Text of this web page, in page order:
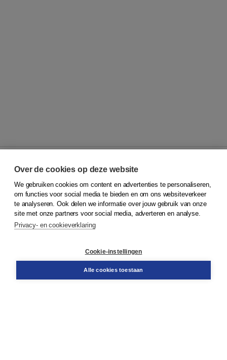
© 2026Koninklijke Boom uitgevers
Klantenservice
Service & informatie
Contact
Over de cookies op deze website
We gebruiken cookies om content en advertenties te personaliseren,
om functies voor social media te bieden en om ons websiteverkeer
te analyseren. Ook delen we informatie over jouw gebruik van onze
site met onze partners voor social media, adverteren en analyse.
Privacy- en cookieverklaring
Cookie-instellingen
Alle cookies toestaan